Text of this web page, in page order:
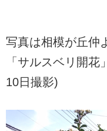
写真は相模が丘仲
「サルスベリ開花
10日撮影)